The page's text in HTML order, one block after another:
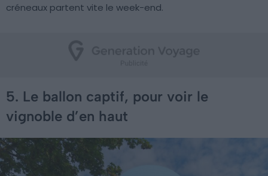
créneaux partent vite le week-end.
5. Le ballon captif, pour voir le
vignoble d’en haut